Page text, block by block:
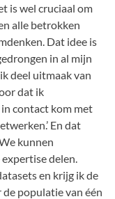
is wel cruciaal om
alle betrokken
Dat idee is
in al mijn
deel uitmaak van
dat ik
contact kom met
En dat
kunnen
delen.
en krijg ik de
populatie van één